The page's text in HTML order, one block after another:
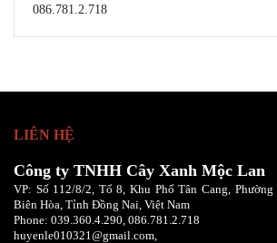
086.781.2.718
LIÊN HỆ
Công ty TNHH Cây Xanh Mộc Lan
VP: Số 112/8/2, Tổ 8, Khu Phố Tân Cang, Phường
Biên Hòa, Tỉnh Đồng Nai, Việt Nam
Phone: 039.360.4.290, 086.781.2.718
huyenle010321@gmail.com,